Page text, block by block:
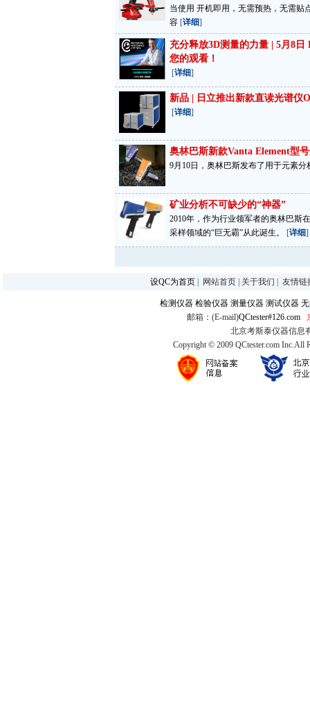
当使用 开机即用，无需预热，无需贴
容 [详细]
充分释放3D测量的力量 | 5月8日
您的观看！
[详细]
新品 | 日立推出新款直读光谱仪
[详细]
奥林巴斯新款Vanta Element型
9月10日，奥林巴斯发布了用于元素分
矿业分析不可缺少的“神器”
2010年，作为行业领军者的奥林巴斯
采样领域的“巨无霸”从此诞生。
[详细]
设QC为首页 网站首页 关于我们 友情链
检测仪器 检验仪器 测量仪器 测试仪器
邮箱：(E-mail)QCtester#126.com
北京考斯泰仪器信息
Copyright © 2009 QCtester.com Inc.All